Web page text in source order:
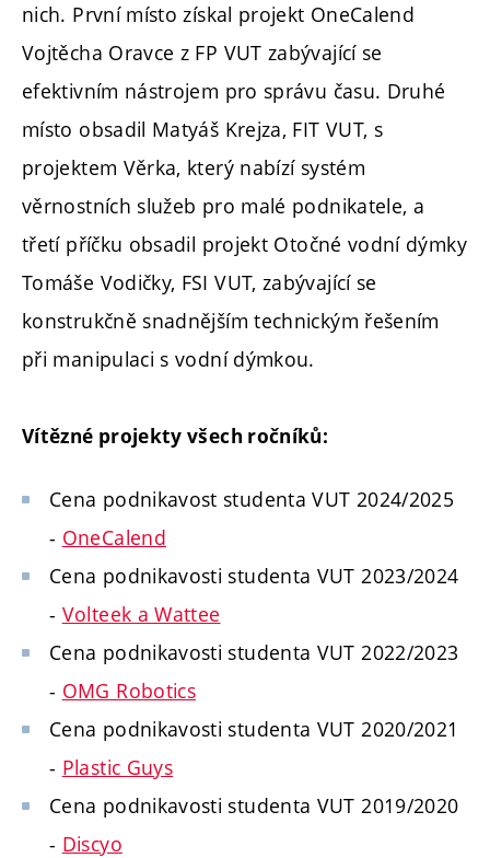
nich. První místo získal projekt OneCalend
Vojtěcha Oravce z FP VUT zabývající se
efektivním nástrojem pro správu času. Druhé
místo obsadil Matyáš Krejza, FIT VUT, s
projektem Věrka, který nabízí systém
věrnostních služeb pro malé podnikatele, a
třetí příčku obsadil projekt Otočné vodní dýmky
Tomáše Vodičky, FSI VUT, zabývající se
konstrukčně snadnějším technickým řešením
při manipulaci s vodní dýmkou.
Vítězné projekty všech ročníků:
Cena podnikavost studenta VUT 2024/2025
- OneCalend
Cena podnikavosti studenta VUT 2023/2024
- Volteek a Wattee
Cena podnikavosti studenta VUT 2022/2023
- OMG Robotics
Cena podnikavosti studenta VUT 2020/2021
- Plastic Guys
Cena podnikavosti studenta VUT 2019/2020
- Discyo